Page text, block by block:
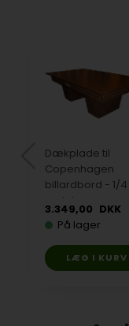
Dækplade til
Copenhagen
billardbord - 1/4
match
3.349,00 DKK
På lager